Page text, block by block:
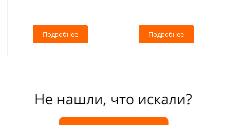
Подробнее Подробнее